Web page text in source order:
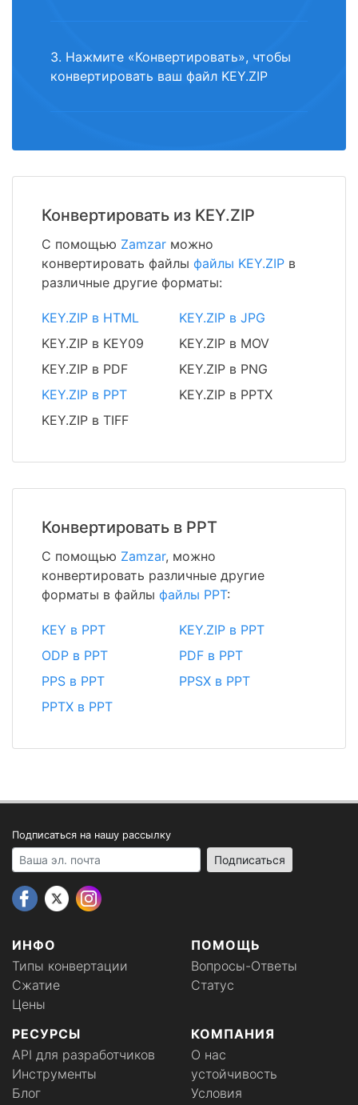
3. Нажмите «Конвертировать», чтобы
конвертировать ваш файл KEY.ZIP
Конвертировать из KEY.ZIP
С помощью Zamzar можно
конвертировать файлы файлы KEY.ZIP в
различные другие форматы:
KEY.ZIP в HTML
KEY.ZIP в JPG
KEY.ZIP в KEY09
KEY.ZIP в MOV
KEY.ZIP в PDF
KEY.ZIP в PNG
KEY.ZIP в PPT
KEY.ZIP в PPTX
KEY.ZIP в TIFF
Конвертировать в PPT
С помощью Zamzar, можно
конвертировать различные другие
форматы в файлы файлы PPT:
KEY в PPT
KEY.ZIP в PPT
ODP в PPT
PDF в PPT
PPS в PPT
PPSX в PPT
PPTX в PPT
ИНФО
Типы конвертации
Сжатие
Цены
ПОМОЩЬ
Вопросы-Ответы
Статус
РЕСУРСЫ
API для разработчиков
Инструменты
Блог
КОМПАНИЯ
О нас
устойчивость
Условия
Подписаться на нашу рассылку
Your email address Подписаться